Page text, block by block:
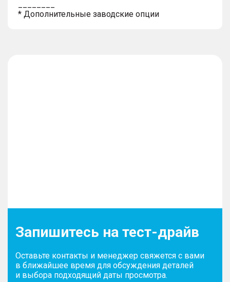
* Дополнительные заводские опции
Запишитесь на тест-драйв
Оставьте контакты и менеджер свяжется с вами
в ближайшее время для обсуждения деталей
и выбора подходящий даты просмотра.